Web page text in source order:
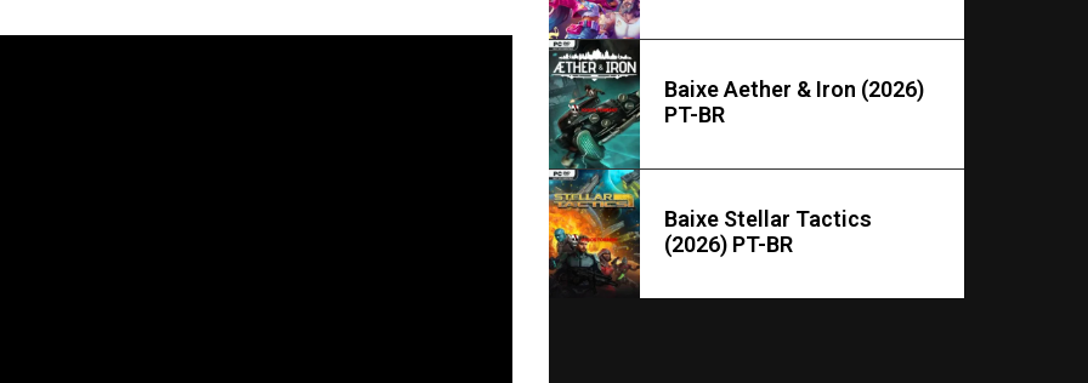
Baixe Aether & Iron (2026)
PT-BR
Baixe Stellar Tactics
(2026) PT-BR